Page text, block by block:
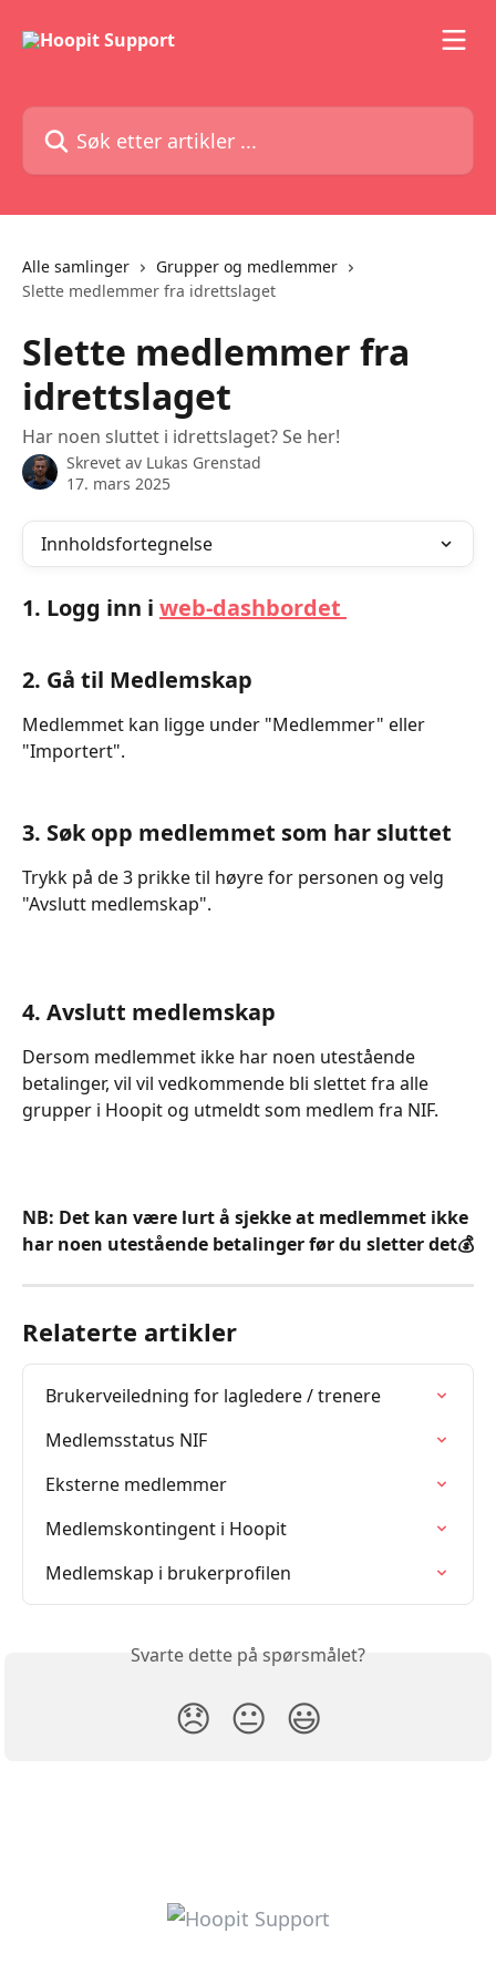
Søk etter artikler ...
Alle samlinger
Grupper og medlemmer
Slette medlemmer fra idrettslaget
Slette medlemmer fra
idrettslaget
Har noen sluttet i idrettslaget? Se her!
Skrevet av Lukas Grenstad
17. mars 2025
Innholdsfortegnelse
1. Logg inn i web-dashbordet
2. Gå til Medlemskap
Medlemmet kan ligge under "Medlemmer" eller
"Importert".
3. Søk opp medlemmet som har sluttet
Trykk på de 3 prikke til høyre for personen og velg
"Avslutt medlemskap".
4. Avslutt medlemskap
Dersom medlemmet ikke har noen utestående
betalinger, vil vil vedkommende bli slettet fra alle
grupper i Hoopit og utmeldt som medlem fra NIF.
NB: Det kan være lurt å sjekke at medlemmet ikke
har noen utestående betalinger før du sletter det💰
Relaterte artikler
Brukerveiledning for lagledere / trenere
Medlemsstatus NIF
Eksterne medlemmer
Medlemskontingent i Hoopit
Medlemskap i brukerprofilen
Svarte dette på spørsmålet?
😞 😐 😃